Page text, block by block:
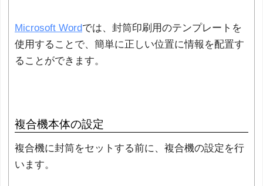
Microsoft Wordでは、封筒印刷用のテンプレートを
使用することで、簡単に正しい位置に情報を配置す
ることができます。
複合機本体の設定
複合機に封筒をセットする前に、複合機の設定を行
います。